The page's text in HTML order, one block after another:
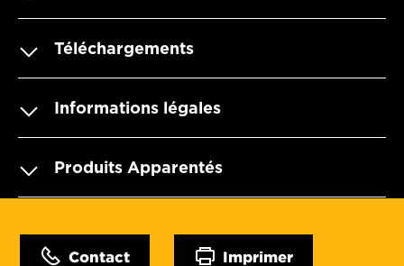
Téléchargements
Informations légales
Produits Apparentés
Contact Imprimer